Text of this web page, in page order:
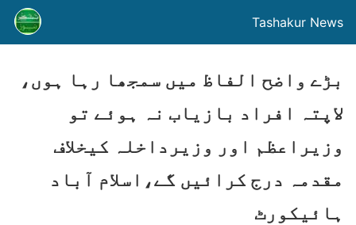
Tashakur News
بڑے واضح الفاظ میں سمجھا رہا ہوں،
لاپتہ افراد بازیاب نہ ہوئے تو
وزیراعظم اور وزیرداخلہ کیخلاف
مقدمہ درج کرائیں گے،اسلام آباد
ہائیکورٹ